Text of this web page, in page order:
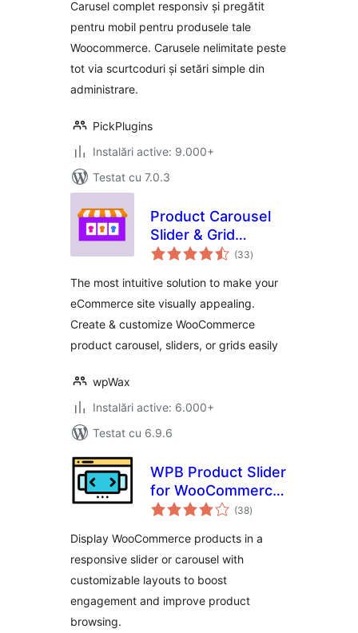
Carusel complet responsiv și pregătit
pentru mobil pentru produsele tale
Woocommerce. Carusele nelimitate peste
tot via scurtcoduri și setări simple din
administrare.
PickPlugins
Instalări active: 9.000+
Testat cu 7.0.3
Product Carousel
Slider & Grid
Ultimate for (33total
aprecieri
)
The most intuitive solution to make your
eCommerce site visually appealing.
Create & customize WooCommerce
product carousel, sliders, or grids easily
wpWax
Instalări active: 6.000+
Testat cu 6.9.6
WPB Product Slider
for WooCommerce
– Responsive
Showcase
(38total
aprecieri
)
Display WooCommerce products in a
responsive slider or carousel with
customizable layouts to boost
engagement and improve product
browsing.